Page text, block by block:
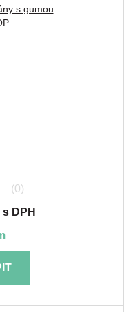
s gumou
(0)
DPH